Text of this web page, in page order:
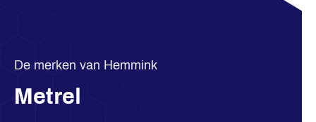
De merken van Hemmink
Metrel